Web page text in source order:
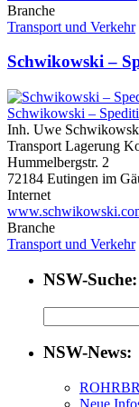
Branche
Transport und Verkehr
Schwikowski –
Schwikowski –
Inh. Uwe
Transport Lagerung
Hummelbergstr. 2
72184 Eutingen im
Internet
Branche
Transport und Verkehr
NSW-Suche:
nach:
NSW-News:
Neue